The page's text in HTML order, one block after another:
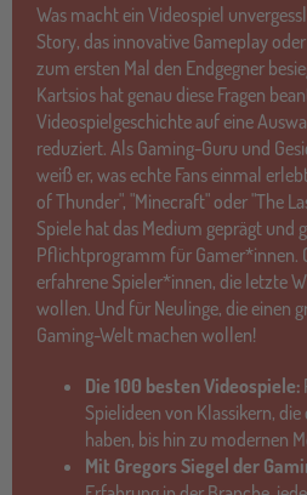
Was macht ein Videospiel
Story, das innovative Gameplay
zum ersten Mal den Endgegner
Kartsios hat genau diese Fragen
Videospielgeschichte auf eine
reduziert. Als Gaming-Guru und
weiß er, was echte Fans einmal
of Thunder", "Minecraft" oder "The
Spiele hat das Medium geprägt und
Pflichtprogramm für Gamer*innen.
erfahrene Spieler*innen, die letzte
wollen. Und für Neulinge, die einen
Gaming-Welt machen wollen!
Die 100 besten Videospiele:
Spielideen von Klassikern,
haben, bis hin zu modernen
Mit Gregors Siegel der